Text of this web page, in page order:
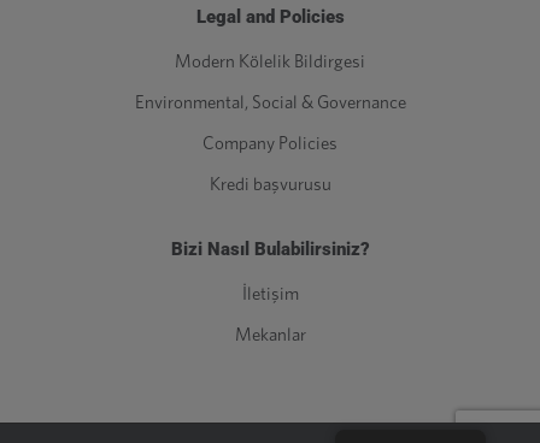
Legal and Policies
Modern Kölelik Bildirgesi
Environmental, Social & Governance
Company Policies
Kredi başvurusu
Bizi Nasıl Bulabilirsiniz?
İletişim
Mekanlar